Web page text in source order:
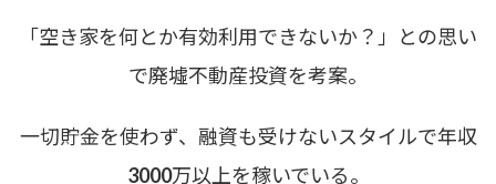
「空き家を何とか有効利用できないか？」との思い
で廃墟不動産投資を考案。
一切貯金を使わず、融資も受けないスタイルで年収
3000万以上を稼いでいる。